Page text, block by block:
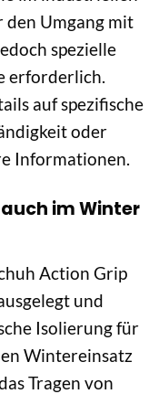
den Umgang mit
spezielle
erforderlich.
auf spezifische
oder
Informationen.
im Winter
Action Grip
und
Isolierung für
Wintereinsatz
Tragen von